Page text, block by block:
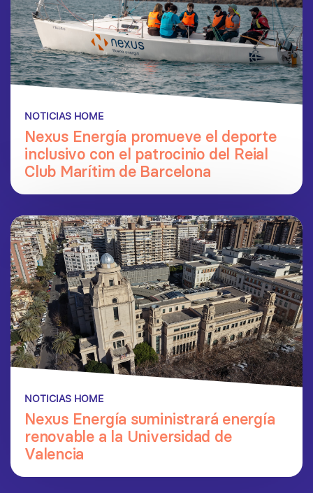
NOTICIAS HOME
Nexus Energía promueve el deporte
inclusivo con el patrocinio del Reial
Club Marítim de Barcelona
NOTICIAS HOME
Nexus Energía suministrará energía
renovable a la Universidad de
Valencia